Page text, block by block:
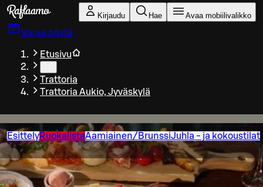
Siirry pääsisältöön
Kirjaudu Hae Avaa mobiilivalikko
Varaa pöytä
Etusivu
Trattoria
Trattoria Aukio, Jyväskylä
EsittelyRuokalistaAamiainen/BrunssiJuhla - ja kokoustilat